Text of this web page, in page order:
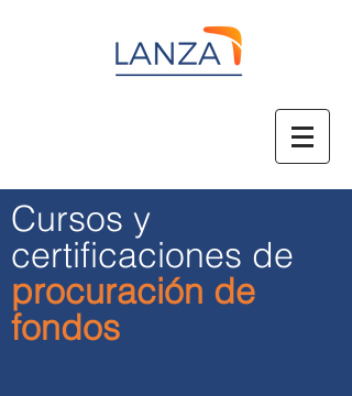
Cursos y
certificaciones de
procuración de
fondos